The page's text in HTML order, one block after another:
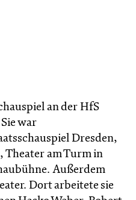
an der HfS
war
Dresden,
Theater am Turm in
Außerdem
Dort arbeitete sie